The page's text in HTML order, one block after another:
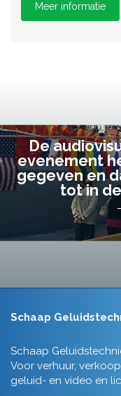
Meer informatie
De
evenement
gegeven en
tot in
Schaap
Schaap
Voor verhuur,
geluid- en video en